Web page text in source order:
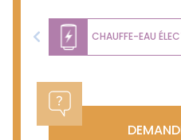
CHAUFFE-EAU
Previous